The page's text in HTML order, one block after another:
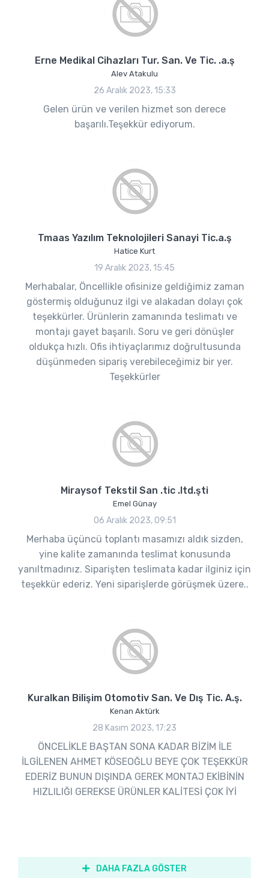
Erne Medikal Cihazları Tur. San. Ve Tic. .a.ş
Alev Atakulu
26 Aralık 2023, 15:33
Gelen ürün ve verilen hizmet son derece
başarılı.Teşekkür ediyorum.
Tmaas Yazılım Teknolojileri Sanayi Tic.a.ş
Hatice Kurt
19 Aralık 2023, 15:45
Merhabalar, Öncellikle ofisinize geldiğimiz zaman
göstermiş olduğunuz ilgi ve alakadan dolayı çok
teşekkürler. Ürünlerin zamanında teslimatı ve
montajı gayet başarılı. Soru ve geri dönüşler
oldukça hızlı. Ofis ihtiyaçlarımız doğrultusunda
düşünmeden sipariş verebileceğimiz bir yer.
Teşekkürler
Miraysof Tekstil San .tic .ltd.şti
Emel Günay
06 Aralık 2023, 09:51
Merhaba üçüncü toplantı masamızı aldık sizden,
yine kalite zamanında teslimat konusunda
yanıltmadınız. Siparişten teslimata kadar ilginiz için
teşekkür ederiz. Yeni siparişlerde görüşmek üzere..
Kuralkan Bilişim Otomotiv San. Ve Dış Tic. A.ş.
Kenan Aktürk
28 Kasım 2023, 17:23
ÖNCELİKLE BAŞTAN SONA KADAR BİZİM İLE
İLGİLENEN AHMET KÖSEOĞLU BEYE ÇOK TEŞEKKÜR
EDERİZ BUNUN DIŞINDA GEREK MONTAJ EKİBİNİN
HIZLILIĞI GEREKSE ÜRÜNLER KALİTESİ ÇOK İYİ
DAHA FAZLA GÖSTER